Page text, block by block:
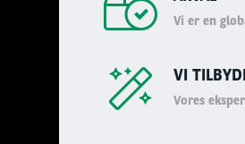
Vi er en
VI
Vores